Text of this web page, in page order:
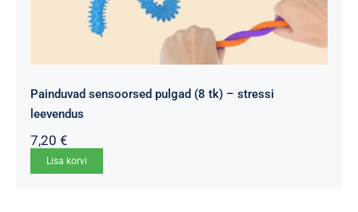
Painduvad sensoorsed pulgad (8 tk) – stressi
leevendus
7,20 €
Lisa korvi